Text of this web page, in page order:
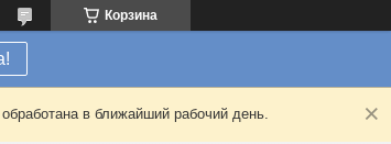
Корзина
в ближайший рабочий день.